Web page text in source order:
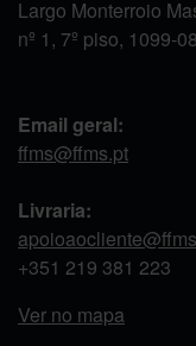
Largo Monterroio
nº 1, 7º piso, 1099-
Email geral:
ffms@ffms.pt
Livraria:
+351 219 381 223
Ver no mapa